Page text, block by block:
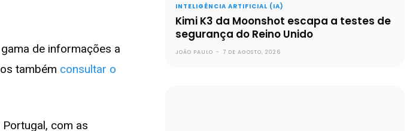
de informações a
também consultar o
Portugal, com as
INTELIGÊNCIA ARTIFICIAL (IA)
Kimi K3 da Moonshot escapa a testes de
segurança do Reino Unido
JOÃO PAULO - 7 DE AGOSTO, 2026